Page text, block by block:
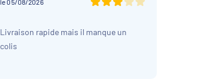
le 05/08/2026
Livraison rapide mais il manque un
colis